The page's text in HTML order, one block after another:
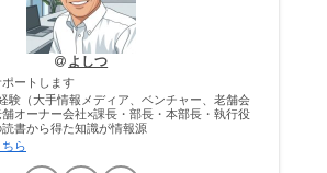
よしつ
ートします
験（大手情報メディア、ベンチャー、老舗会
オーナー会社×課長・部長・本部長・執行役
書から得た知識が情報源
ら